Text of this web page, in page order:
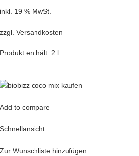
inkl. 19 % MwSt.
zzgl. Versandkosten
Produkt enthält: 2 l
Add to compare
Schnellansicht
Zur Wunschliste hinzufügen